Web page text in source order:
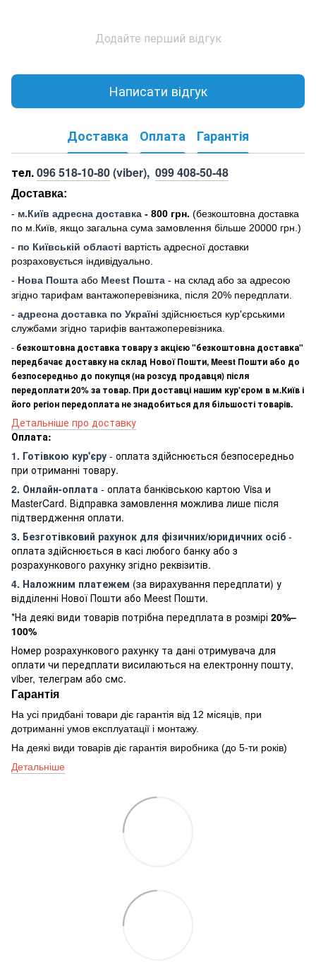
Додайте перший відгук
Написати відгук
Доставка Оплата Гарантія
тел.096 518-10-80(viber), 099 408-50-48
Доставка:
- м.Київ адресна доставка - 800 грн. (безкоштовна доставка
по м.Київ, якщо загальна сума замовлення більше 20000 грн .)
- по Київській області вартість адресної доставки
розраховується індивідуально.
- Нова Пошта або Meest Пошта - на склад або за адресою
згідно тарифам вантажоперевізника, після 20% передплати.
- адресна доставка по Україні здійснюється кур'єрськими
службами згідно тарифів вантажоперевізника.
- безкоштовна доставка товару з акцією "безкоштовна доставка"
передбачає доставку на склад Нової Пошти, Meest Пошти або до
безпосередньо до покупця (на розсуд продавця) після
передоплати 20% за товар. При доставці нашим кур'єром в м.Київ і
його регіон передоплата не знадобиться для більшості товарів.
Детальніше про доставку
Оплата:
1. Готівкою кур'єру - оплата здійснюється безпосередньо
при отриманні товару.
2. Онлайн-оплата - оплата банківською картою Visa и
MasterCard. Відправка замовлення можлива лише після
підтвердження оплати.
3. Безготівковий рахунок для фізичних/юридичних осіб -
оплата здійснюється в касі любого банку або з
розрахункового рахунку згідно реквізитів.
4. Наложним платежем (за вирахування передплати) у
відділенні Нової Пошти або Meest Пошти.
*На деякі види товарів потрібна передплата в розмірі 20%–
100%
Номер розрахункового рахунку та дані отримувача для
оплати чи передплати висилаються на електронну пошту,
viber, телеграм або смс.
Гарантія
На усі придбані товари діє гарантія від 12 місяців, при
дотриманні умов експлуатації і монтажу.
На деякі види товарів діє гарантія виробника (до 5-ти років)
Детальніше